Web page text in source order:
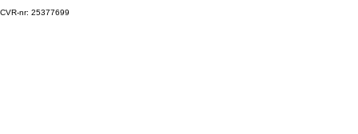
CVR-nr: 25377699